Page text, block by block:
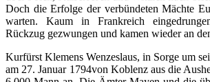
Doch die Erfolge der verbündeten Mächte
warten. Kaum in Frankreich
Rückzug gezwungen und kamen wieder an
Kurfürst Klemens Wenzeslaus, in Sorge um
am 27. Januar 1794von Koblenz aus die